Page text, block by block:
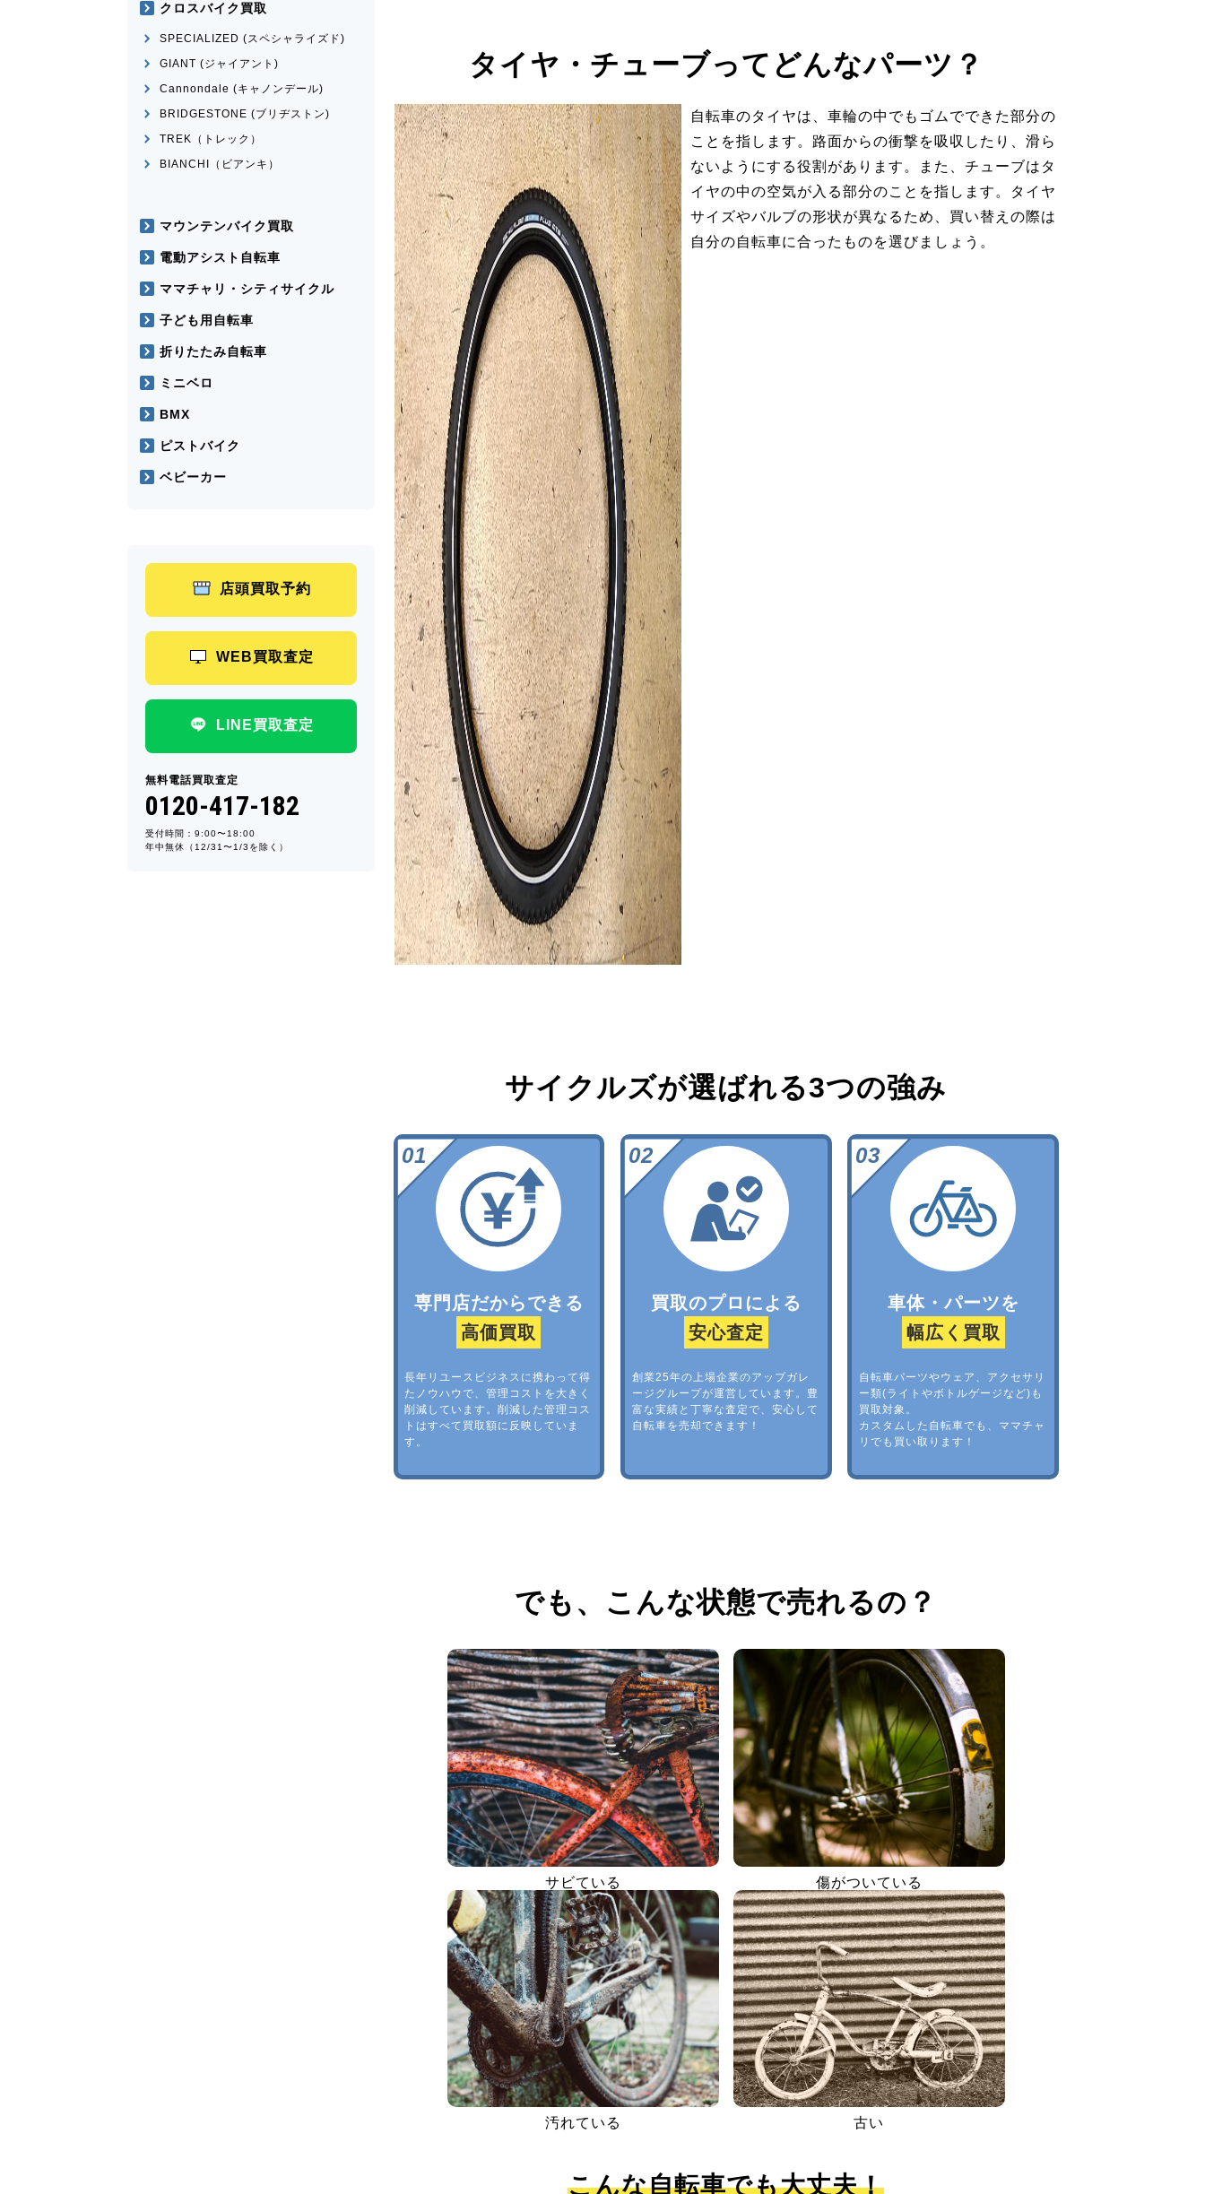
タイヤ・チューブってどんなパーツ？
自転車のタイヤは、車輪の中でもゴムでできた部分の
ことを指します。路面からの衝撃を吸収したり、滑ら
ないようにする役割があります。また、チューブはタ
イヤの中の空気が入る部分のことを指します。タイヤ
サイズやバルブの形状が異なるため、買い替えの際は
自分の自転車に合ったものを選びましょう。
サイクルズが選ばれる3つの強み
専門店だからできる
高価買取
長年リユースビジネスに携わって得
たノウハウで、管理コストを大きく
削減しています。削減した管理コス
トはすべて買取額に反映していま
す。
買取のプロによる
安心査定
創業25年の上場企業のアップガレ
ージグループが運営しています。豊
富な実績と丁寧な査定で、安心して
自転車を売却できます！
車体・パーツを
幅広く買取
自転車パーツやウェア、アクセサリ
ー類(ライトやボトルゲージなど)も
買取対象。
カスタムした自転車でも、ママチャ
リでも買い取ります！
でも、 こんな状態で売れるの？
サビている 傷がついている
汚れている 古い
こんな自転車でも大丈夫！
クロスバイク買取
SPECIALIZED (スペシャライズド)
GIANT (ジャイアント)
Cannondale (キャノンデール)
BRIDGESTONE (ブリヂストン)
TREK（トレック）
BIANCHI（ビアンキ）
マウンテンバイク買取
電動アシスト自転車
ママチャリ・シティサイクル
子ども用自転車
折りたたみ自転車
ミニベロ
BMX
ピストバイク
ベビーカー
店頭買取予約
WEB買取査定
LINE買取査定
無料電話買取査定
0120-417-182
受付時間：9:00〜18:00
年中無休（12/31〜1/3を除く）